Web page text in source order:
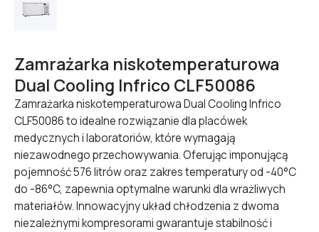
Zamrażarka niskotemperaturowa
Dual Cooling Infrico CLF50086
Zamrażarka niskotemperaturowa Dual Cooling Infrico
CLF50086 to idealne rozwiązanie dla placówek
medycznych i laboratoriów, które wymagają
niezawodnego przechowywania. Oferując imponującą
pojemność 576 litrów oraz zakres temperatury od -40°C
do -86°C, zapewnia optymalne warunki dla wrażliwych
materiałów. Innowacyjny układ chłodzenia z dwoma
niezależnymi kompresorami gwarantuje stabilność i